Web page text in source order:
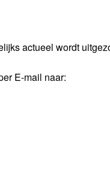
actueel wordt
E-mail naar: